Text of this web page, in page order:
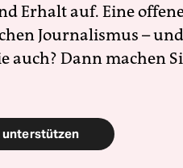
Erhalt auf. Eine
Journalismus –
auch? Dann machen